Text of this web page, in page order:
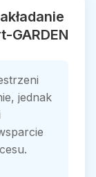
GARDEN
jednak